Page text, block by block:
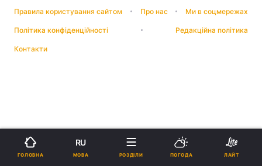
Правила користування сайтом Про нас Ми в соцмережах
Політика конфіденційності Редакційна політика
Контакти
ГОЛОВНА
RU
МОВА РОЗДІЛИ ПОГОДА ЛАЙТ